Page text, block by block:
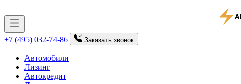
+7 (495) 032-74-86 Заказать звонок
Автомобили
Лизинг
Автокредит